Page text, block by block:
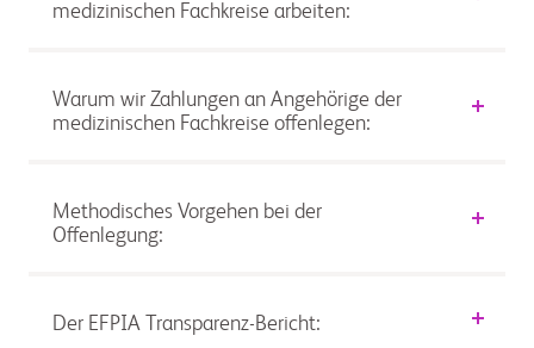
medizinischen Fachkreise arbeiten:
Warum wir Zahlungen an Angehörige der
medizinischen Fachkreise offenlegen:
Methodisches Vorgehen bei der
Offenlegung:
Der EFPIA Transparenz-Bericht: